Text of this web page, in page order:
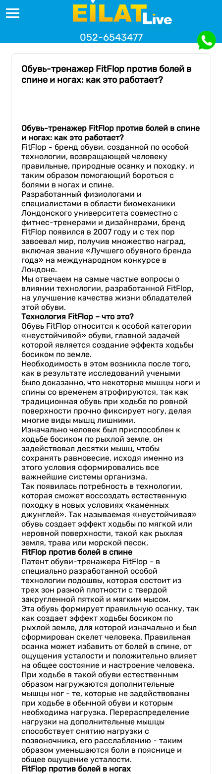
052-6543477
Обувь-тренажер FitFlop против болей в
спине и ногах: как это работает?
Обувь-тренажер FitFlop против болей в спине
и ногах: как это работает?
FitFlop - бренд обуви, созданной по особой
технологии, возвращающей человеку
правильные, природные осанку и походку, и
таким образом помогающий бороться с
болями в ногах и спине.
Разработанный физиологами и
специалистами в области биомеханики
Лондонского университета совместно с
фитнес-тренерами и дизайнерами, бренд
FitFlop появился в 2007 году и с тех пор
завоевал мир, получив множество наград,
включая звание «Лучшего обувного бренда
года» на международном конкурсе в
Лондоне.
Мы отвечаем на самые частые вопросы о
влиянии технологии, разработанной FitFlop,
на улучшение качества жизни обладателей
этой обуви.
Технология FitFlop – что это?
Обувь FitFlop относится к особой категории
«неустойчивой» обуви, главной задачей
которой является создание эффекта ходьбы
босиком по земле.
Необходимость в этом возникла после того,
как в результате исследований учеными
было доказанно, что некоторые мышцы ноги и
спины со временем атрофируются, так как
традиционная обувь при ходьбе по ровной
поверхности прочно фиксирует ногу, делая
многие виды мышц лишними.
Изначально человек был приспособлен к
ходьбе босиком по рыхлой земле, он
задействовал десятки мышц, чтобы
сохранять равновесие, исходя именно из
этого условия сформировались все
важнейшие системы организма.
Так появилась потребность в технологии,
которая сможет воссоздать естественную
походку в новых условиях «каменных
джунглей». Так называемая «неустойчивая»
обувь создает эффект ходьбы по мягкой или
неровной поверхности, такой как рыхлая
земля, трава или морской песок.
FitFlop против болей в спине
Патент обуви-тренажера FitFlop - в
специально разработанной особой
технологии подошвы, которая состоит из
трех зон разной плотности с твердой
закругленной пяткой и мягким мысом.
Эта обувь формирует правильную осанку, так
как создает эффект ходьбы босиком по
рыхлой земле, для которой изначально и был
сформирован скелет человека. Правильная
осанка может избавить от болей в спине, от
ощущения усталости и положительно влияет
на общее состояние и настроение человека.
При ходьбе в такой обуви естественным
образом нагружаются дополнительные
мышцы ног - те, которые не задействованы
при ходьбе в обычной обуви и которым
необходима нагрузка. Перераспределение
нагрузки на дополнительные мышцы
способствует снятию нагрузки с
позвоночника, его расслаблению - таким
образом уменьшаются боли в пояснице и
общее ощущение усталости.
FitFlop против болей в ногах